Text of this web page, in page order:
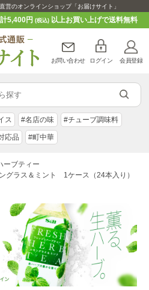
営のオンラインショップ「お届けサイト」
5,400円 (税込)以上お買い上げで送料無料
お問い合わせ ログイン 会員登録
ス #名店の味 #チューブ調味料
応品 #町中華
ーブティー
グラス＆ミント 1ケース（24本入り）